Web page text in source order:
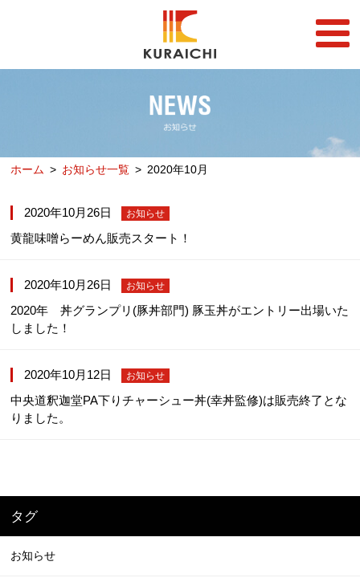
FRANCHISE
店舗一覧
らーめん店一覧
丼店一覧
DON STORE
TAKE OUT/DELIVERY
企業情報
採用情報
RECRUIT
ホーム お知らせ一覧 2020年10月
2020年10月26日 お知らせ
黄龍味噌らーめん販売スタート！
2020年10月26日 お知らせ
2020年 丼グランプリ(豚丼部門) 豚玉丼がエントリー出場いた
しました！
2020年10月12日 お知らせ
中央道釈迦堂PA下りチャーシュー丼(幸丼監修)は販売終了とな
りました。
タグ
お知らせ